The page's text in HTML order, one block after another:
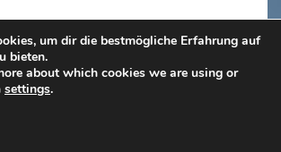
(5 Bücher)
um dir die bestmögliche Erfahrung auf
bieten.
about which cookies we are using or
settings.